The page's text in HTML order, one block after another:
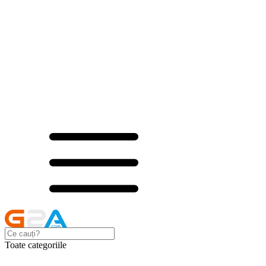
Toate categoriile